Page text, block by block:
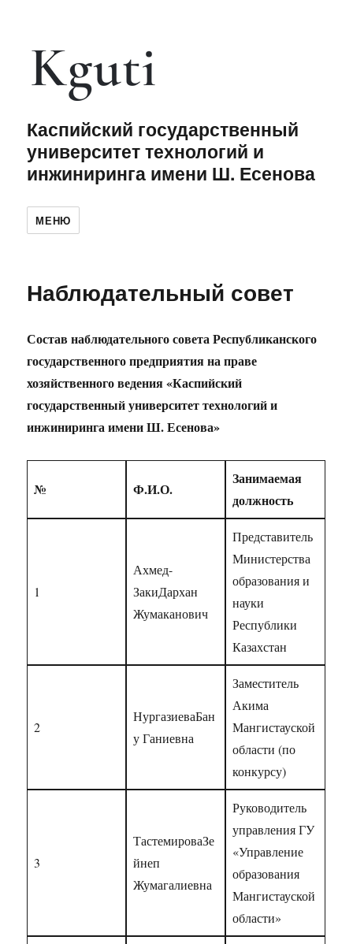
Каспийский государственный
университет технологий и
инжиниринга имени Ш. Есенова
МЕНЮ
Наблюдательный совет
Состав наблюдательного совета Республиканского
государственногопредприятия на праве
хозяйственного ведения«Каспийский
государственный университет технологий и
инжиниринга имени Ш. Есенова»
№ Ф.И.О.
Занимаемая
должность
1
Ахмед-
ЗакиДархан
Жумаканович
Представитель
Министерства
образования и
науки
Республики
Казахстан
2
НургазиеваБан
у Ганиевна
Заместитель
Акима
Мангистауской
области (по
конкурсу)
3
ТастемироваЗе
йнеп
Жумагалиевна
Руководитель
управления ГУ
«Управление
образования
Мангистауской
области»